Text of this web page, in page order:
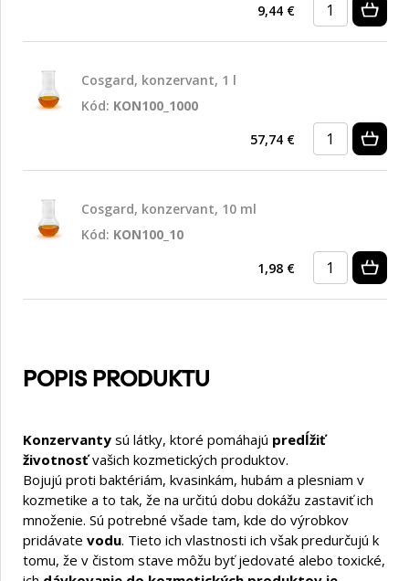
9,44 €
Cosgard, konzervant, 1 l
Kód: KON100_1000
57,74 €
Cosgard, konzervant, 10 ml
Kód: KON100_10
1,98 €
POPIS PRODUKTU
Konzervanty sú látky, ktoré pomáhajú predĺžiť
životnosťvašich kozmetických produktov.
Bojujú proti baktériám, kvasinkám, hubám a plesniam v
kozmetike a to tak, že na určitú dobu dokážu zastaviť ich
množenie. Sú potrebné všade tam, kde do výrobkov
pridávate vodu. Tieto ich vlastnosti ich však predurčujú k
tomu, že v čistom stave môžu byť jedovaté alebo toxické,